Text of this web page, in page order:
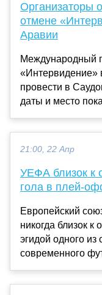
Организаторы
отмене
Аравии
Международный
«Интервидение»
провести в
даты и место
21:00, 22 Апр
УЕФА близок к
гола в плей-
Европейский
никогда близок к
эгидой одного
современного